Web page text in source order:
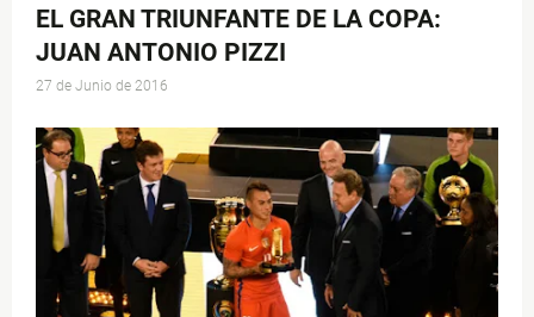
EL GRAN TRIUNFANTE DE LA COPA:
JUAN ANTONIO PIZZI
27 de Junio de 2016